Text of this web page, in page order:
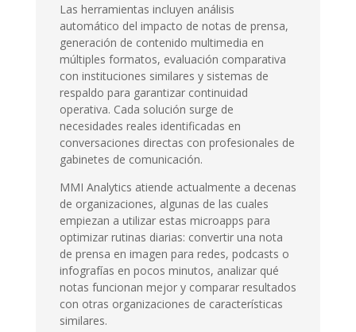
Las herramientas incluyen análisis
automático del impacto de notas de prensa,
generación de contenido multimedia en
múltiples formatos, evaluación comparativa
con instituciones similares y sistemas de
respaldo para garantizar continuidad
operativa. Cada solución surge de
necesidades reales identificadas en
conversaciones directas con profesionales de
gabinetes de comunicación.
MMI Analytics atiende actualmente a decenas
de organizaciones, algunas de las cuales
empiezan a utilizar estas microapps para
optimizar rutinas diarias: convertir una nota
de prensa en imagen para redes, podcasts o
infografías en pocos minutos, analizar qué
notas funcionan mejor y comparar resultados
con otras organizaciones de características
similares.